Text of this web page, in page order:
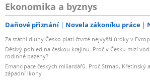
Ekonomika a byznys
Daňové přiznání Novela zákoníku práce
Za státní dluhy Česko platí čtvrté nejvyšší úroky v
Děsivý pohled na českou krajinu. Proč v Česku mizí
rodinné bazény?
Emancipace českých miliardářů. Proč Strnad, Křetínský
západní ikony